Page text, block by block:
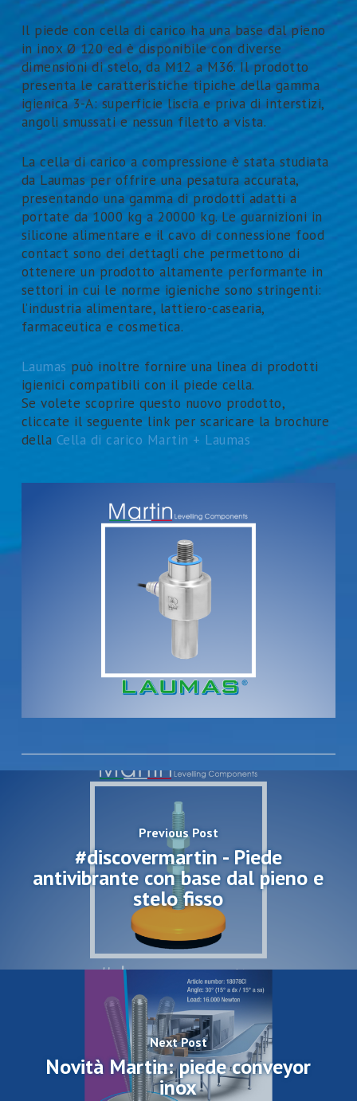
Il piede con cella di carico ha una base dal pieno
in inox Ø 120 ed è disponibile con diverse
dimensioni di stelo, da M12 a M36. Il prodotto
presenta le caratteristiche tipiche della gamma
igienica 3-A: superficie liscia e priva di interstizi,
angoli smussati e nessun filetto a vista.
La cella di carico a compressione è stata studiata
da Laumas per offrire una pesatura accurata,
presentando una gamma di prodotti adatti a
portate da 1000 kg a 20000 kg. Le guarnizioni in
silicone alimentare e il cavo di connessione food
contact sono dei dettagli che permettono di
ottenere un prodotto altamente performante in
settori in cui le norme igieniche sono stringenti:
l’industria alimentare, lattiero-casearia,
farmaceutica e cosmetica.
Laumas può inoltre fornire una linea di prodotti
igienici compatibili con il piede cella.
Se volete scoprire questo nuovo prodotto,
cliccate il seguente link per scaricare la brochure
della Cella di carico Martin + Laumas
Previous Post
#discovermartin - Piede
antivibrante con base dal pieno e
stelo fisso
Next Post
Novità Martin: piede conveyor
inox